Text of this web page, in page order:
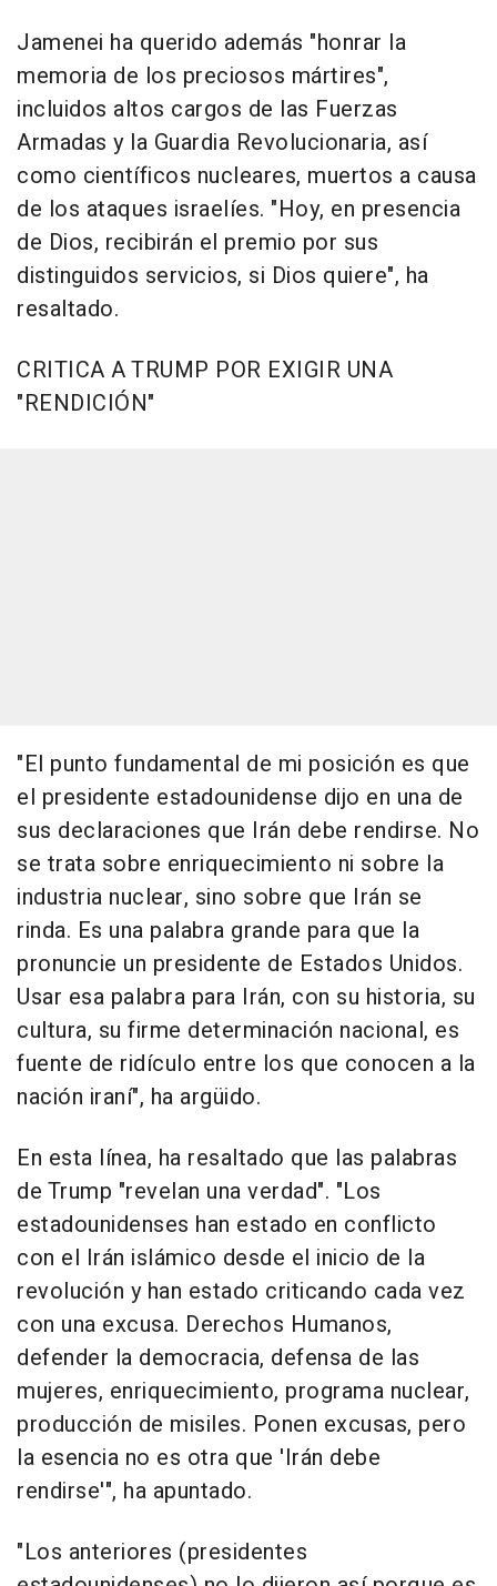
Jamenei ha querido además "honrar la
memoria de los preciosos mártires",
incluidos altos cargos de las Fuerzas
Armadas y la Guardia Revolucionaria, así
como científicos nucleares, muertos a causa
de los ataques israelíes. "Hoy, en presencia
de Dios, recibirán el premio por sus
distinguidos servicios, si Dios quiere", ha
resaltado.
CRITICA A TRUMP POR EXIGIR UNA
"RENDICIÓN"
"El punto fundamental de mi posición es que
el presidente estadounidense dijo en una de
sus declaraciones que Irán debe rendirse. No
se trata sobre enriquecimiento ni sobre la
industria nuclear, sino sobre que Irán se
rinda. Es una palabra grande para que la
pronuncie un presidente de Estados Unidos.
Usar esa palabra para Irán, con su historia, su
cultura, su firme determinación nacional, es
fuente de ridículo entre los que conocen a la
nación iraní", ha argüido.
En esta línea, ha resaltado que las palabras
de Trump "revelan una verdad". "Los
estadounidenses han estado en conflicto
con el Irán islámico desde el inicio de la
revolución y han estado criticando cada vez
con una excusa. Derechos Humanos,
defender la democracia, defensa de las
mujeres, enriquecimiento, programa nuclear,
producción de misiles. Ponen excusas, pero
la esencia no es otra que 'Irán debe
rendirse'", ha apuntado.
"Los anteriores (presidentes